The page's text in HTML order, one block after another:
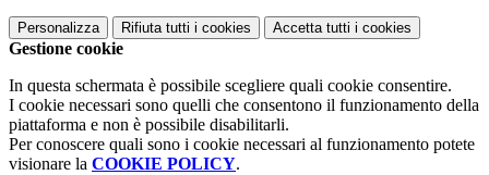
Personalizza Rifiuta tutti i cookies Accetta tutti i cookies
Gestione cookie
In questa schermata è possibile scegliere quali cookie consentire.
I cookie necessari sono quelli che consentono il funzionamento della
piattaforma e non è possibile disabilitarli.
Per conoscere quali sono i cookie necessari al funzionamento potete
visionare la COOKIE POLICY.